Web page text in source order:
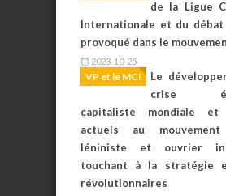
de la Ligue
Internationale et du
provoqué dans le
2023-10-25
VP et le MCI
Le
crise
capitaliste mondiale
actuels au mouvement
léniniste et ouvrier
touchant à la stratégie
révolutionnaires